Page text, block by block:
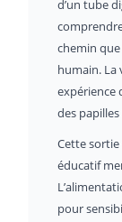
d’un tube
chemin
humain. La
expérience
des papilles
Cette sortie
éducatif
pour